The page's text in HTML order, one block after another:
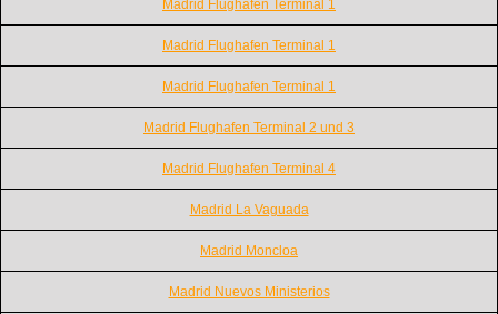
Madrid Flughafen Terminal 1
Madrid Flughafen Terminal 1
Madrid Flughafen Terminal 1
Madrid Flughafen Terminal 2 und 3
Madrid Flughafen Terminal 4
Madrid La Vaguada
Madrid Moncloa
Madrid Nuevos Ministerios